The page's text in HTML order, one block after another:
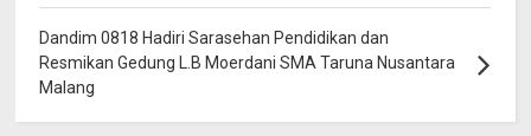
Dandim 0818 Hadiri Sarasehan Pendidikan dan
Resmikan Gedung L.B Moerdani SMA Taruna Nusantara
Malang